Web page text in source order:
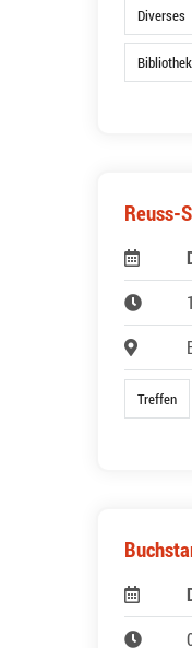
Diverses
Bibliothek
Reuss-
Treffen